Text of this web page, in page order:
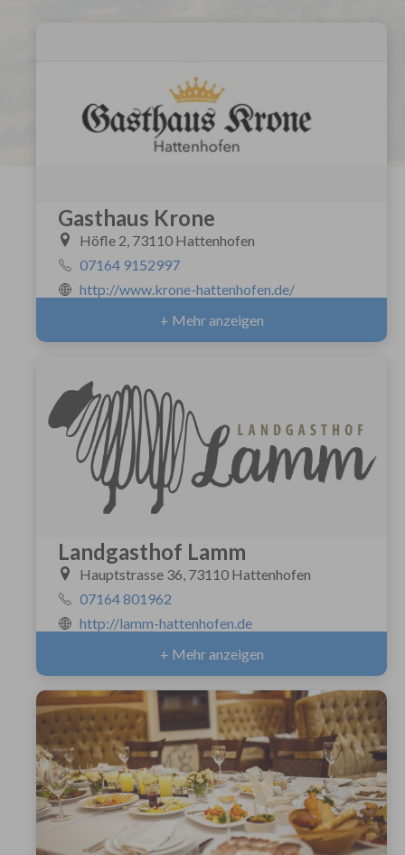
Gasthaus Krone
Höfle 2, 73110 Hattenhofen
07164 9152997
http://www.krone-hattenhofen.de/
+ Mehr anzeigen
Landgasthof Lamm
Hauptstrasse 36, 73110 Hattenhofen
07164 801962
http://lamm-hattenhofen.de
+ Mehr anzeigen